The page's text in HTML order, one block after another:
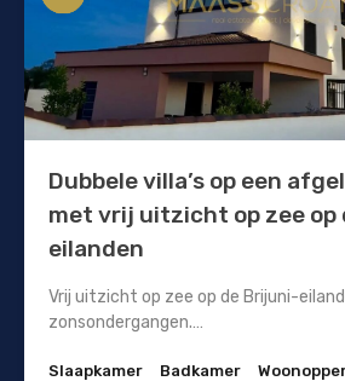
Dubbele villa’s op een
met vrij uitzicht op zee op
eilanden
Vrij uitzicht op zee op de Brijuni-
zonsondergangen.…
Slaapkamer
Badkamer